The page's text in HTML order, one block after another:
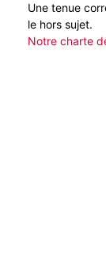
Une tenue
le hors sujet.
Notre charte